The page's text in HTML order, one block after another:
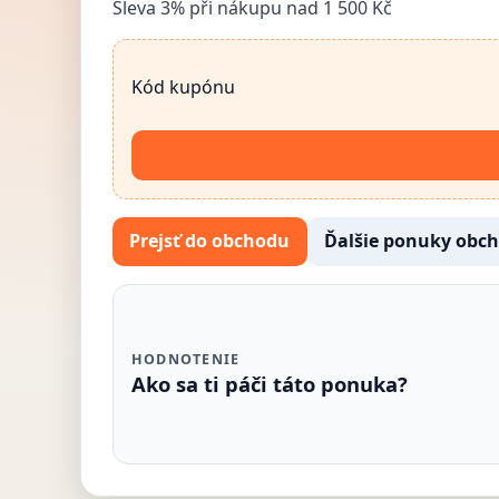
Sleva 3% při nákupu nad 1 500 Kč
Kód kupónu
Prejsť do obchodu Ďalšie ponuky
HODNOTENIE
Ako sa ti páči táto ponuka?